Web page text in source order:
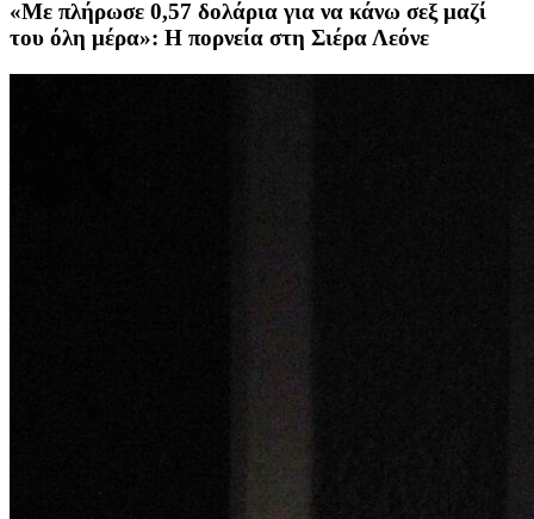
«Με πλήρωσε 0,57 δολάρια για να κάνω σεξ μαζί
του όλη μέρα»: Η πορνεία στη Σιέρα Λεόνε